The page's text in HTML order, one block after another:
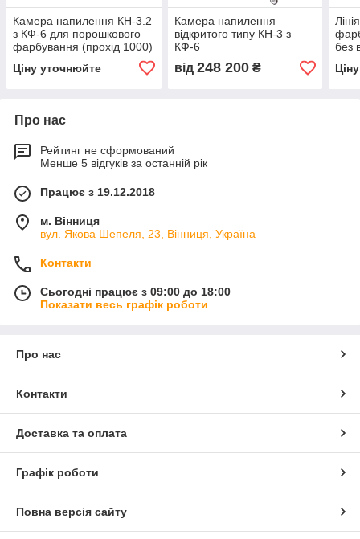
Камера напилення КН-3.2
з КФ-6 для порошкового
фарбування (прохід 1000)
Ціну уточнюйте
Камера напилення
відкритого типу КН-3 з
КФ-6
від 248 200₴
без
х
Про нас
Рейтинг не сформований
Менше 5 відгуків за останній рік
Працює з 19.12.2018
м. Вінниця
вул. Якова Шепеля, 23, Вінниця, Україна
Контакти
Сьогодні працює з 09:00 до 18:00
Показати весь графік роботи
Про нас
Контакти
Доставка та оплата
Графік роботи
Повна версія сайту